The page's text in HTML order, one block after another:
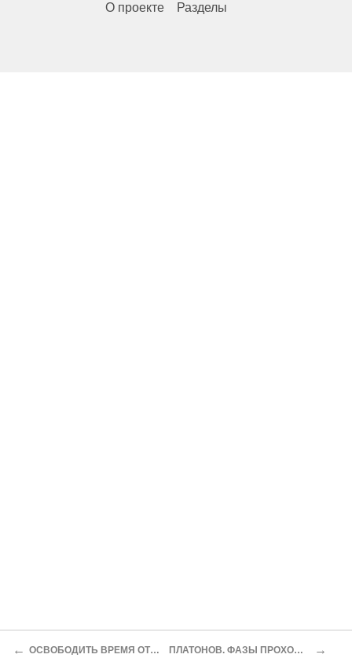
О проекте Разделы
← ОСВОБОДИТЬ ВРЕМЯ ОТ СЕБЯ? ПЛАТОНОВ. ФАЗЫ ПРОХОЖДЕНИЯ →